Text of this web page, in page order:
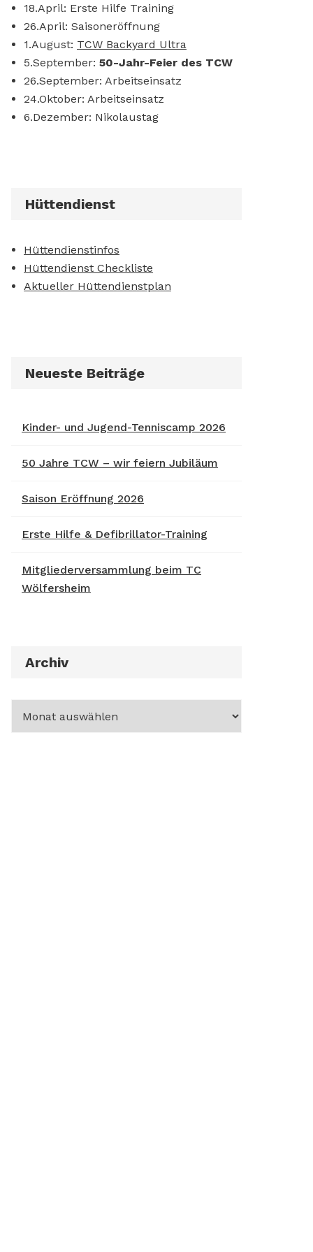
18.April: Erste Hilfe Training
26.April: Saisoneröffnung
1.August: TCW Backyard Ultra
5.September: 50-Jahr-Feier des TCW
26.September: Arbeitseinsatz
24.Oktober: Arbeitseinsatz
6.Dezember: Nikolaustag
Hüttendienst
Hüttendienstinfos
Hüttendienst Checkliste
Aktueller Hüttendienstplan
Neueste Beiträge
Kinder- und Jugend-Tenniscamp 2026
50 Jahre TCW – wir feiern Jubiläum
Saison Eröffnung 2026
Erste Hilfe & Defibrillator-Training
Mitgliederversammlung beim TC
Wölfersheim
Archiv